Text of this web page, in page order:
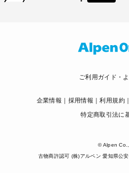
ご利用ガイド・
企業情報 採用情報 利用規約
特定商取引法に
© Alpen
古物商許認可 (株)アルペン 愛知県